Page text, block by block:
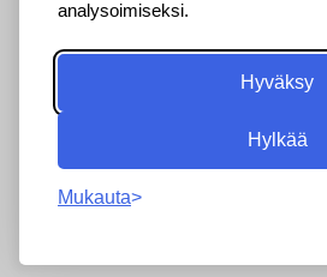
analysoimiseksi.
Hyväksy
Hylkää
Mukauta